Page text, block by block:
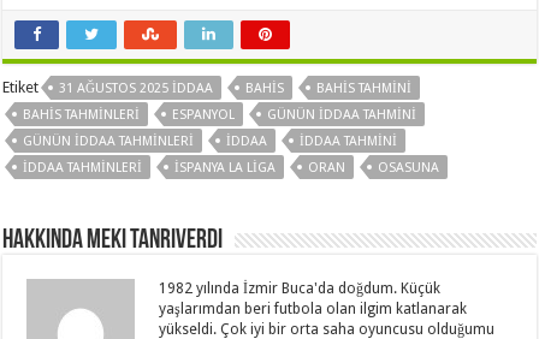
Etiket 31 AĞUSTOS 2025 IDDAA BAHIS
BAHIS TAHMINI
BAHIS TAHMINLERI
ESPANYOL
GÜNÜN IDDAA TAHMINI
GÜNÜN IDDAA TAHMINLERI
IDDAA
IDDAA TAHMINI
IDDAA TAHMINLERI
ISPANYA LA LIGA ORAN OSASUNA
Hakkında Meki Tanrıverdi
1982 yılında İzmir Buca'da doğdum. Küçük
yaşlarımdan beri futbola olan ilgim katlanarak
yükseldi. Çok iyi bir orta saha oyuncusu olduğumu